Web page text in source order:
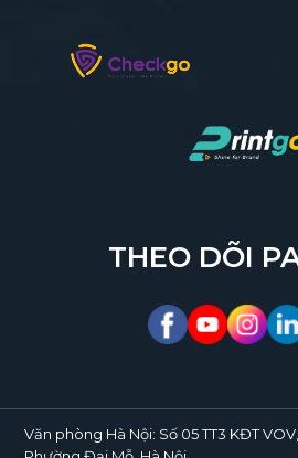
THEO DÕI
Văn phòng Hà Nội: Số 05 TT3 KĐT